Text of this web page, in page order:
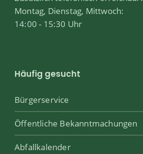
Montag, Dienstag, Mittwoch:
14:00 - 15:30 Uhr
Häufig gesucht
Bürgerservice
Öffentliche Bekanntmachungen
Abfallkalender